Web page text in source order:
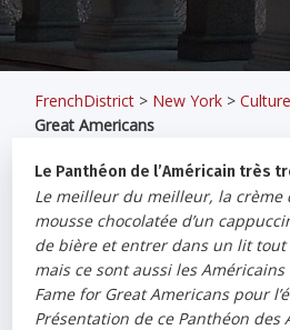
FrenchDistrict > New York >Culture
Great Americans
Le Panthéon de l’Américain très
Le meilleur du meilleur, la crème
mousse chocolatée d’un
de bière et entrer dans un lit
mais ce sont aussi les
Fame for Great Americans pour
Présentation de ce Panthéon des